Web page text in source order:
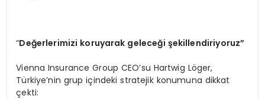
“Değerlerimizi koruyarak geleceği şekillendiriyoruz”
Vienna Insurance Group CEO’su Hartwig Löger,
Türkiye’nin grup içindeki stratejik konumuna dikkat
çekti: